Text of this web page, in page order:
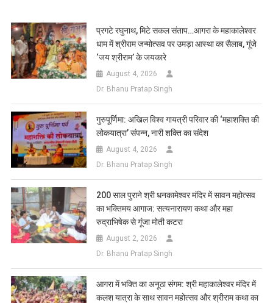
List
प्रगटे रघुनाथ, मिटे सकल संताप…आगरा के महाकालेश्वर
धाम में श्रीराम जन्मोत्सव पर उमड़ा आस्था का सैलाब, गूंजे
‘जय श्रीराम’ के जयकारे
August 4, 2026
Dr. Bhanu Pratap Singh
गुरुपूर्णिमा: अखिल विश्व गायत्री परिवार की ‘महाशक्ति की
लोकयात्रा’ संपन्न, नारी शक्ति का संदेश
August 4, 2026
Dr. Bhanu Pratap Singh
200 साल पुराने श्री धनकामेश्वर मंदिर में सावन महोत्सव
का भक्तिमय आगाज: सत्यनारायण कथा और महा
रुद्राभिषेक से गूंजा मोती कटरा
August 2, 2026
Dr. Bhanu Pratap Singh
आगरा में भक्ति का अनूठा संगम: श्री महाकालेश्वर मंदिर में
कलश यात्रा के साथ सावन महोत्सव और श्रीराम कथा का